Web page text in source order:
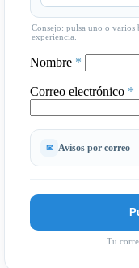
Consejo: pulsa uno o varios
experiencia.
Nombre *
Correo electrónico *
Avisos por correo
Tu